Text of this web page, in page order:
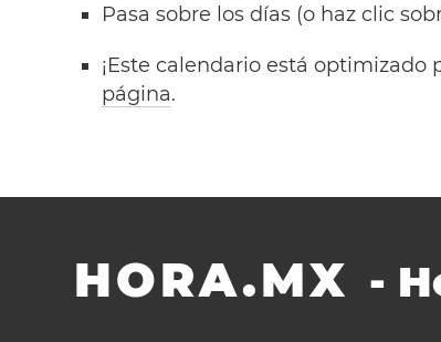
Pasa sobre los días (o haz clic
¡Este calendario está optimizado
página.
HORA.MX -